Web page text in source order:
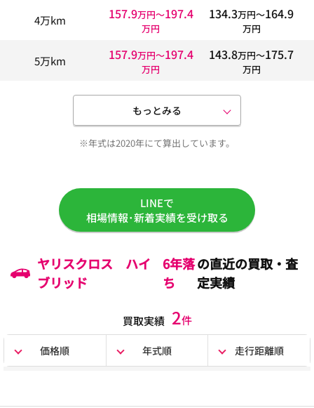
4万km 157.9万円〜197.4
万円
134.3万円〜164.9
万円
5万km 157.9万円〜197.4
万円
143.8万円〜175.7
万円
もっとみる
※年式は2020年にて算出しています。
LINEで
相場情報･新着実績を受け取る
ヤリスクロス ハイ
ブリッド
6年落
ち
の直近の買取・査
定実績
買取実績 2件
価格順 年式順 走行距離順